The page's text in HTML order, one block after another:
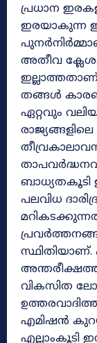
പ്രധാന
ഇരയാകുന്ന
അതീവ
തങ്ങൾ
ഏറ്റവും വലിയ
താപവർദ്ധനവ്
പലവിധ
വികസിത
എമിഷൻ
എല്ലാംകൂടി